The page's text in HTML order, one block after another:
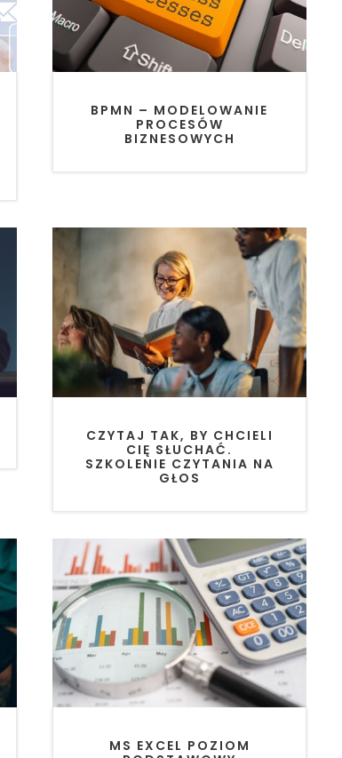
BPMN – MODELOWANIE
PROCESÓW
BIZNESOWYCH
CZYTAJ TAK, BY CHCIELI
CIĘ SŁUCHAĆ.
SZKOLENIE CZYTANIA NA
GŁOS
MS EXCEL POZIOM